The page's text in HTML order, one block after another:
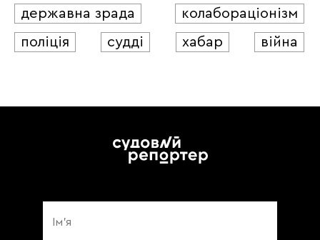
державна зрада
колабораціонізм
поліція
судді хабар війна